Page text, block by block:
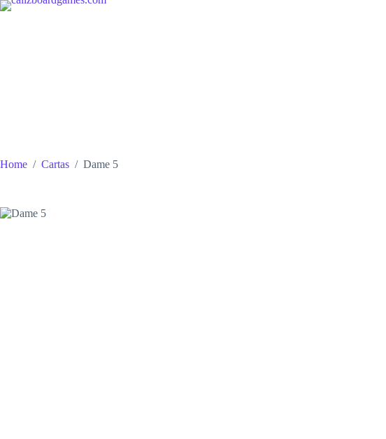
Skip
Home / Cartas / Dame 5